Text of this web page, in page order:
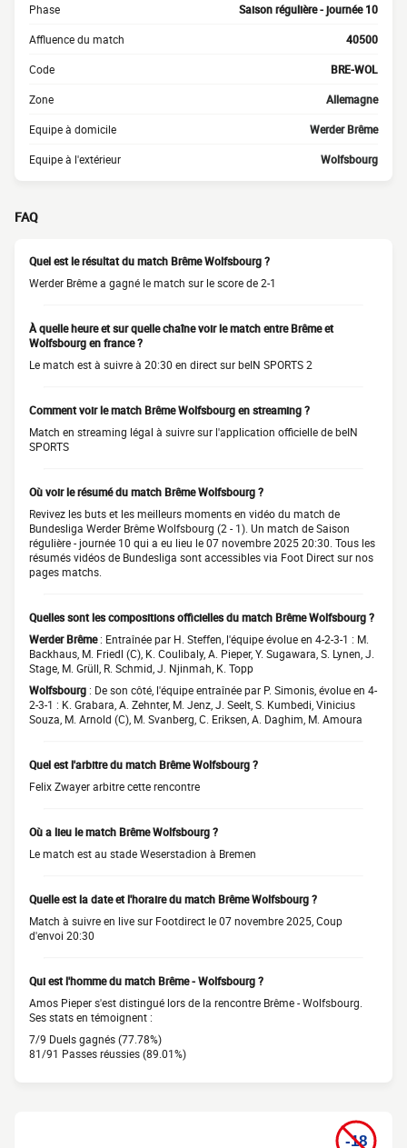
Phase Saison régulière - journée 10
Affluence du match 40500
Code BRE-WOL
Zone Allemagne
Equipe à domicile Werder Brême
Equipe à l'extérieur Wolfsbourg
FAQ
Quel est le résultat du match Brême Wolfsbourg ?
Werder Brême a gagné le match sur le score de 2-1
À quelle heure et sur quelle chaîne voir le match entre Brême et
Wolfsbourg en france ?
Le match est à suivre à 20:30 en direct sur beIN SPORTS 2
Comment voir le match Brême Wolfsbourg en streaming ?
Match en streaming légal à suivre sur l'application officielle de beIN
SPORTS
Où voir le résumé du match Brême Wolfsbourg ?
Revivez les buts et les meilleurs moments en vidéo du match de
Bundesliga Werder Brême Wolfsbourg (2 - 1). Un match de Saison
régulière - journée 10 qui a eu lieu le 07 novembre 2025 20:30. Tous les
résumés vidéos de Bundesliga sont accessibles via Foot Direct sur nos
pages matchs.
Quelles sont les compositions officielles du match Brême Wolfsbourg ?
Werder Brême: Entraînée par H. Steffen, l'équipe évolue en 4-2-3-1 : M.
Backhaus, M. Friedl (C), K. Coulibaly, A. Pieper, Y. Sugawara, S. Lynen, J.
Stage, M. Grüll, R. Schmid, J. Njinmah, K. Topp
Wolfsbourg : De son côté, l'équipe entraînée par P. Simonis, évolue en 4-
2-3-1 : K. Grabara, A. Zehnter, M. Jenz, J. Seelt, S. Kumbedi, Vinicius
Souza, M. Arnold (C), M. Svanberg, C. Eriksen, A. Daghim, M. Amoura
Quel est l'arbitre du match Brême Wolfsbourg ?
Felix Zwayer arbitre cette rencontre
Où a lieu le match Brême Wolfsbourg ?
Le match est au stade Weserstadion à Bremen
Quelle est la date et l'horaire du match Brême Wolfsbourg ?
Match à suivre en live sur Footdirect le 07 novembre 2025, Coup
d'envoi 20:30
Qui est l'homme du match Brême - Wolfsbourg ?
Amos Pieper s'est distingué lors de la rencontre Brême - Wolfsbourg.
Ses stats en témoignent :
7/9 Duels gagnés (77.78%)
81/91 Passes réussies (89.01%)